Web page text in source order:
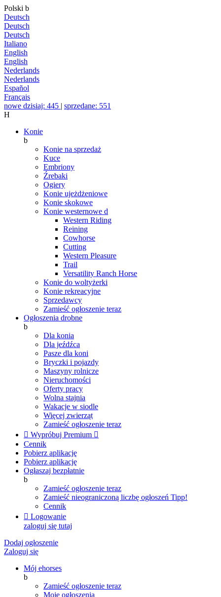
Polski b
Deutsch
Deutsch
Deutsch
Italiano
English
English
Nederlands
Nederlands
Español
Français
nowe dzisiaj: 445 | sprzedane: 551
H
Konie
b
Konie na sprzedaż
Kuce
Embriony
Źrebaki
Ogiery
Konie ujeżdżeniowe
Konie skokowe
Konie westernowe d
Western Riding
Reining
Cowhorse
Cutting
Western Pleasure
Trail
Versatility Ranch Horse
Konie do woltyżerki
Konie rekreacyjne
Sprzedawcy
Zamieść ogłoszenie teraz
Ogłoszenia drobne
b
Dla konia
Dla jeźdźca
Pasze dla koni
Bryczki i pojazdy
Maszyny rolnicze
Nieruchomości
Oferty pracy
Wolna stajnia
Wakacje w siodle
Więcej zwierząt
Zamieść ogłoszenie teraz
 Wypróbuj Premium 
Cennik
Pobierz aplikację
Pobierz aplikację
Ogłaszaj bezpłatnie
b
Zamieść ogłoszenie teraz
Zamieść nieograniczoną liczbę ogłoszeń Tipp!
Cennik
 Logowanie
zaloguj się tutaj
Dodaj ogłoszenie
Zaloguj się
Mój ehorses
b
Zamieść ogłoszenie teraz
Moje ogłoszenia